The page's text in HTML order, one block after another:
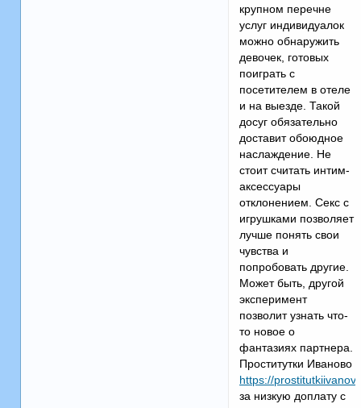
крупном перечне
услуг индивидуалок
можно обнаружить
девочек, готовых
поиграть с
посетителем в отеле
и на выезде. Такой
досуг обязательно
доставит обоюдное
наслаждение. Не
стоит считать интим-
аксессуары
отклонением. Секс с
игрушками позволяет
лучше понять свои
чувства и
попробовать другие.
Может быть, другой
эксперимент
позволит узнать что-
то новое о
фантазиях партнера.
Проститутки Иваново
https://
за низкую доплату с